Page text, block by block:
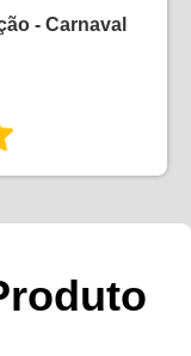
- Carnaval